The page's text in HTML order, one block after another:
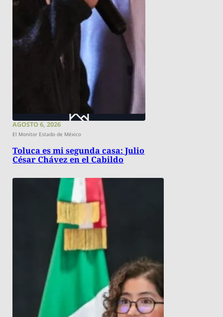
AGOSTO 6, 2026
El Monitor Estado de México
Toluca es mi segunda casa: Julio
César Chávez en el Cabildo